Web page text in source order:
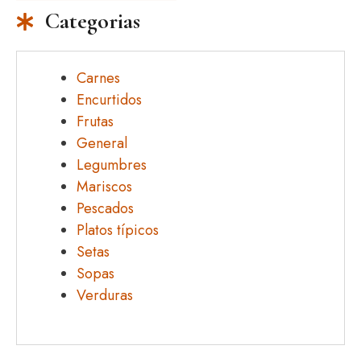
Categorias
Carnes
Encurtidos
Frutas
General
Legumbres
Mariscos
Pescados
Platos típicos
Setas
Sopas
Verduras